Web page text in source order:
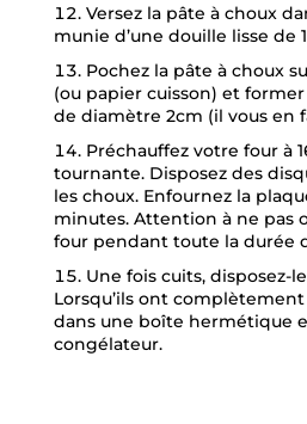
Versez la pâte à choux
munie d’une douille lisse de
Pochez la pâte à choux
(ou papier cuisson) et
de diamètre 2cm (il vous en
Préchauffez votre four à
tournante. Disposez des
les choux. Enfournez la
minutes. Attention à ne pas
four pendant toute la durée
Une fois cuits, disposez-
Lorsqu’ils ont
dans une boîte hermétique
congélateur.